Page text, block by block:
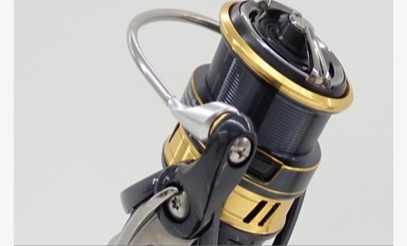
イシグロ西春店
イシグロ中川かの里店
イシグロカインズモール彦根店
イシグロ静岡中吉田店
イシグロ名東引山店
イシグロ豊田店
イシグロ豊橋向山店
C
使用感や傷のある一般的な中
古品
C-
かなり使用感があり、全体的
に目立つ傷が多い品